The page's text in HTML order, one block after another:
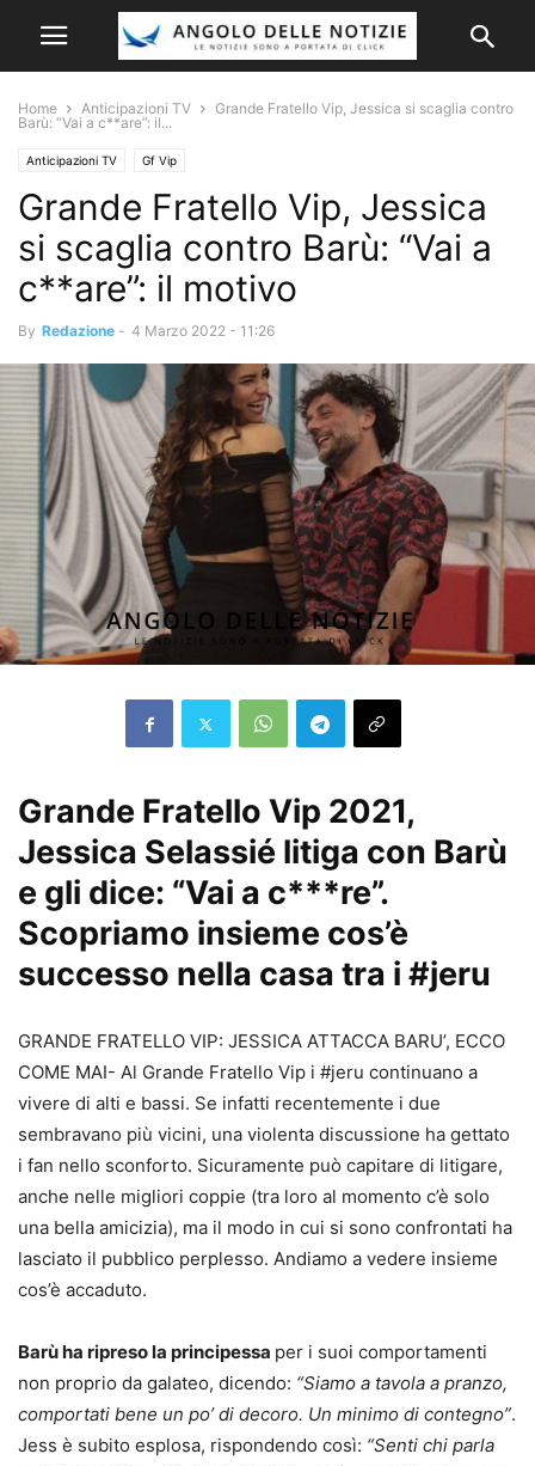
Home Anticipazioni TV
Grande Fratello Vip, Jessica si scaglia contro
Barù: “Vai a c**are”: il...
Anticipazioni TV Gf Vip
Grande Fratello Vip, Jessica
si scaglia contro Barù: “Vai a
c**are”: il motivo
By Redazione - 4 Marzo 2022 - 11:26
Grande Fratello Vip 2021,
Jessica Selassié litiga con Barù
e gli dice: “Vai a c***re”.
Scopriamo insieme cos’è
successo nella casa tra i #jeru
GRANDE FRATELLO VIP: JESSICA ATTACCA BARU’, ECCO
COME MAI- Al Grande Fratello Vip i #jeru continuano a
vivere di alti e bassi. Se infatti recentemente i due
sembravano più vicini, una violenta discussione ha gettato
i fan nello sconforto. Sicuramente può capitare di litigare,
anche nelle migliori coppie (tra loro al momento c’è solo
una bella amicizia), ma il modo in cui si sono confrontati ha
lasciato il pubblico perplesso. Andiamo a vedere insieme
cos’è accaduto.
Barù ha ripreso la principessa per i suoi comportamenti
non proprio da galateo, dicendo: “Siamo a tavola a pranzo,
comportati bene un po’ di decoro. Un minimo di contegno”.
Jess è subito esplosa, rispondendo così: “Senti chi parla